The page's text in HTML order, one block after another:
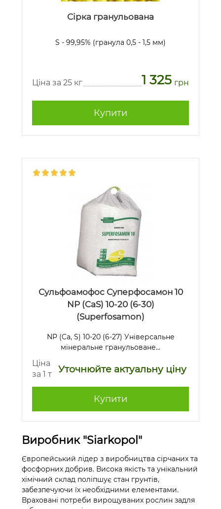
Сірка гранульована
S - 99,95% (гранула 0,5 - 1,5 мм)
Ціна за 25 кг 1 325 грн
Купити
Сульфоамофос Суперфосамон 10
NP (CaS) 10-20 (6-30)
(Superfosamon)
NP (Ca, S) 10-20 (6-27) Універсальне
мінеральне гранульоване...
Ціна
за 1 т
Уточнюйте актуальну ціну
Купити
Виробник "Siarkopol"
Європейський лідер з виробництва сірчаних та
фосфорних добрив. Висока якість та унікальний
хімічний склад поліпшує стан грунтів,
забезпечуючи їх необхідними елементами.
Враховані потреби вирощуваних рослин задля